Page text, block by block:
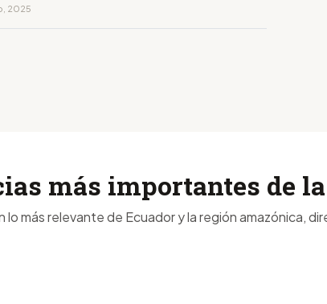
2025
más importantes de
más relevante de Ecuador y la región amazónica,